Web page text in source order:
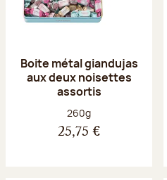
Boite métal giandujas
aux deux noisettes
assortis
Poids net :
260g
25,75 €